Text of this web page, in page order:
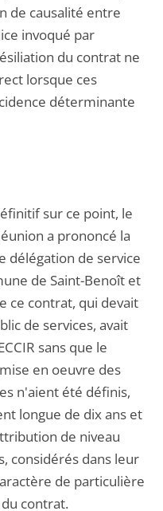
de causalité entre
invoqué par
du contrat ne
lorsque ces
déterminante
sur ce point, le
a prononcé la
délégation de service
de Saint-Benoît et
ce contrat, qui devait
de services, avait
sans que le
en oeuvre des
n'aient été définis,
longue de dix ans et
de niveau
considérés dans leur
de particulière
contrat.